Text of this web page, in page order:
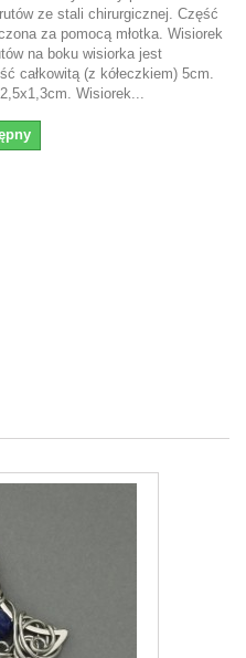
ze stali chirurgicznej. Część
za pomocą młotka. Wisiorek
na boku wisiorka jest
całkowitą (z kółeczkiem) 5cm.
Wisiorek...